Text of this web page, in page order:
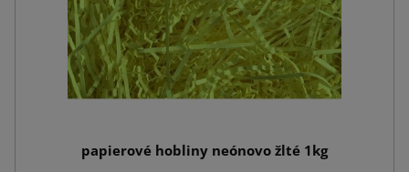
papierové hobliny neónovo žlté 1kg